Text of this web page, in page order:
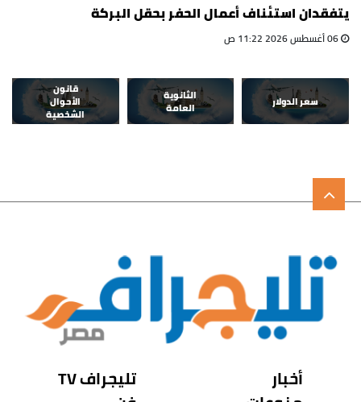
يتفقدان استئناف أعمال الحفر بحقل البركة
سعر الدولار
الثانوية
العامة
قانون
الأحوال
الشخصية
أخبار
تليجراف TV